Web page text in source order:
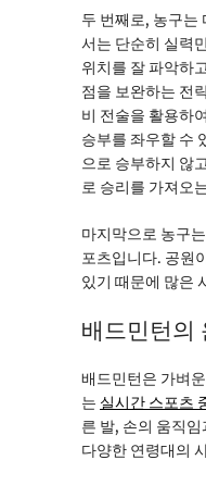
두 번째로, 농구는
서는 단순히 실력
위치를 잘 파악하
점을 보완하는 전
비 전술을 활용하
승부를 좌우할 수
으로 승부하지 않
로 승리를 가져오
마지막으로 농구
포츠입니다. 공원
있기 때문에 많은
배드민턴의
배드민턴은 가벼
는 실시간 스포츠
른 발, 손의 움직
다양한 연령대의